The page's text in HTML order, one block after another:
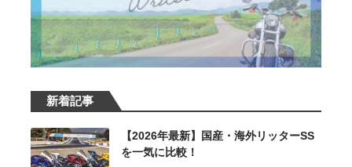
新着記事
【2026年最新】国産・海外リッターSS
を一気に比較！